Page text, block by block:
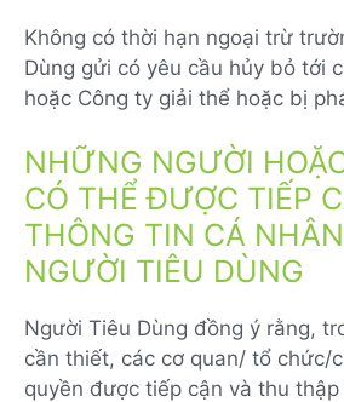
Không có thời hạn ngoại trừ
Dùng gửi có yêu cầu hủy bỏ tới
hoặc Công ty giải thể hoặc bị
NHỮNG NGƯỜI
CÓ THỂ ĐƯỢC TIẾP
THÔNG TIN CÁ
NGƯỜI TIÊU DÙNG
Người Tiêu Dùng đồng ý rằng,
cần thiết, các cơ quan/ tổ chức/
quyền được tiếp cận và thu